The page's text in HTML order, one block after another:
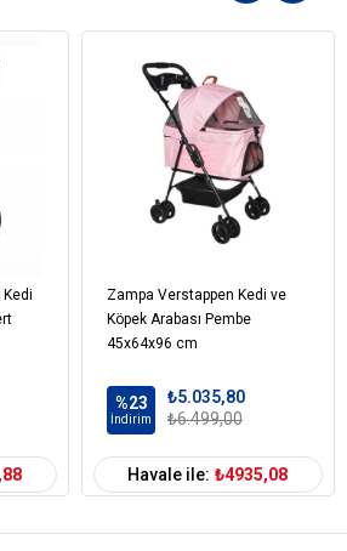
kolayca saklanabilirve
ekstra depolama alanı
için idealdir.
25 kg
anda taşıma kolaylığısağlar.
sunar.
Kedi
Zampa Verstappen Kedi ve
Köpek Arabası Pembe
45x64x96 cm
%23
İndirim
₺5.035,80
₺6.499,00
Havale ile: ₺4935,08